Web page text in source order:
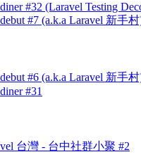
#32 (Laravel Testing
#7 (a.k.a Laravel 新手
#6 (a.k.a Laravel 新手
#31
台灣 - 台中社群小聚 #2